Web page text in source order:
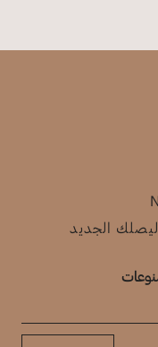
ليصلك الجديد